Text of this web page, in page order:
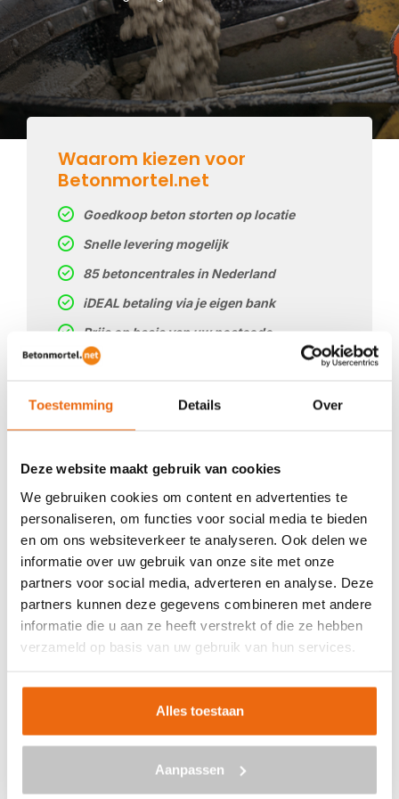
Toestemming Details Over
Deze website maakt gebruik van cookies
We gebruiken cookies om content en advertenties te
personaliseren, om functies voor social media te bieden
en om ons websiteverkeer te analyseren. Ook delen we
informatie over uw gebruik van onze site met onze
partners voor social media, adverteren en analyse. Deze
partners kunnen deze gegevens combineren met andere
informatie die u aan ze heeft verstrekt of die ze hebben
verzameld op basis van uw gebruik van hun services.
Alles toestaan
Aanpassen
BETON BESTELLEN IN EGMOND
AAN ZEE
Ben je op zoek naar een leverancier bij jou in de buurt die
goedkoop beton kan storten in Egmond aan Zee? Dan
ben je bij ons aan het juiste adres. Wij bezorgen kant-en-
Beton in Egmond aan Zee bestellen is eenvoudig: vraag
benodigde aantal m3, het type beton, de optionele keuze
voor een betonpomp en je e-mailadres in en ontvang
binnen enkele seconden een gerichte prijs per e-mail
Waarom kiezen voor
Betonmortel.net
Goedkoop beton storten op locatie
Snelle levering mogelijk
85 betoncentrales in Nederland
iDEAL betaling via je eigen bank
Prijs op basis van uw postcode
Regelmatig nieuwe prijzen